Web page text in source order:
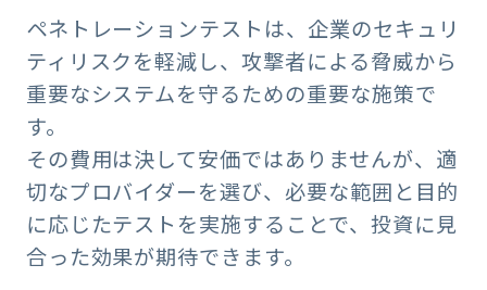
ペネトレーションテストは、企業のセキュリ
ティリスクを軽減し、攻撃者による脅威から
重要なシステムを守るための重要な施策で
す。
その費用は決して安価ではありませんが、適
切なプロバイダーを選び、必要な範囲と目的
に応じたテストを実施することで、投資に見
合った効果が期待できます。